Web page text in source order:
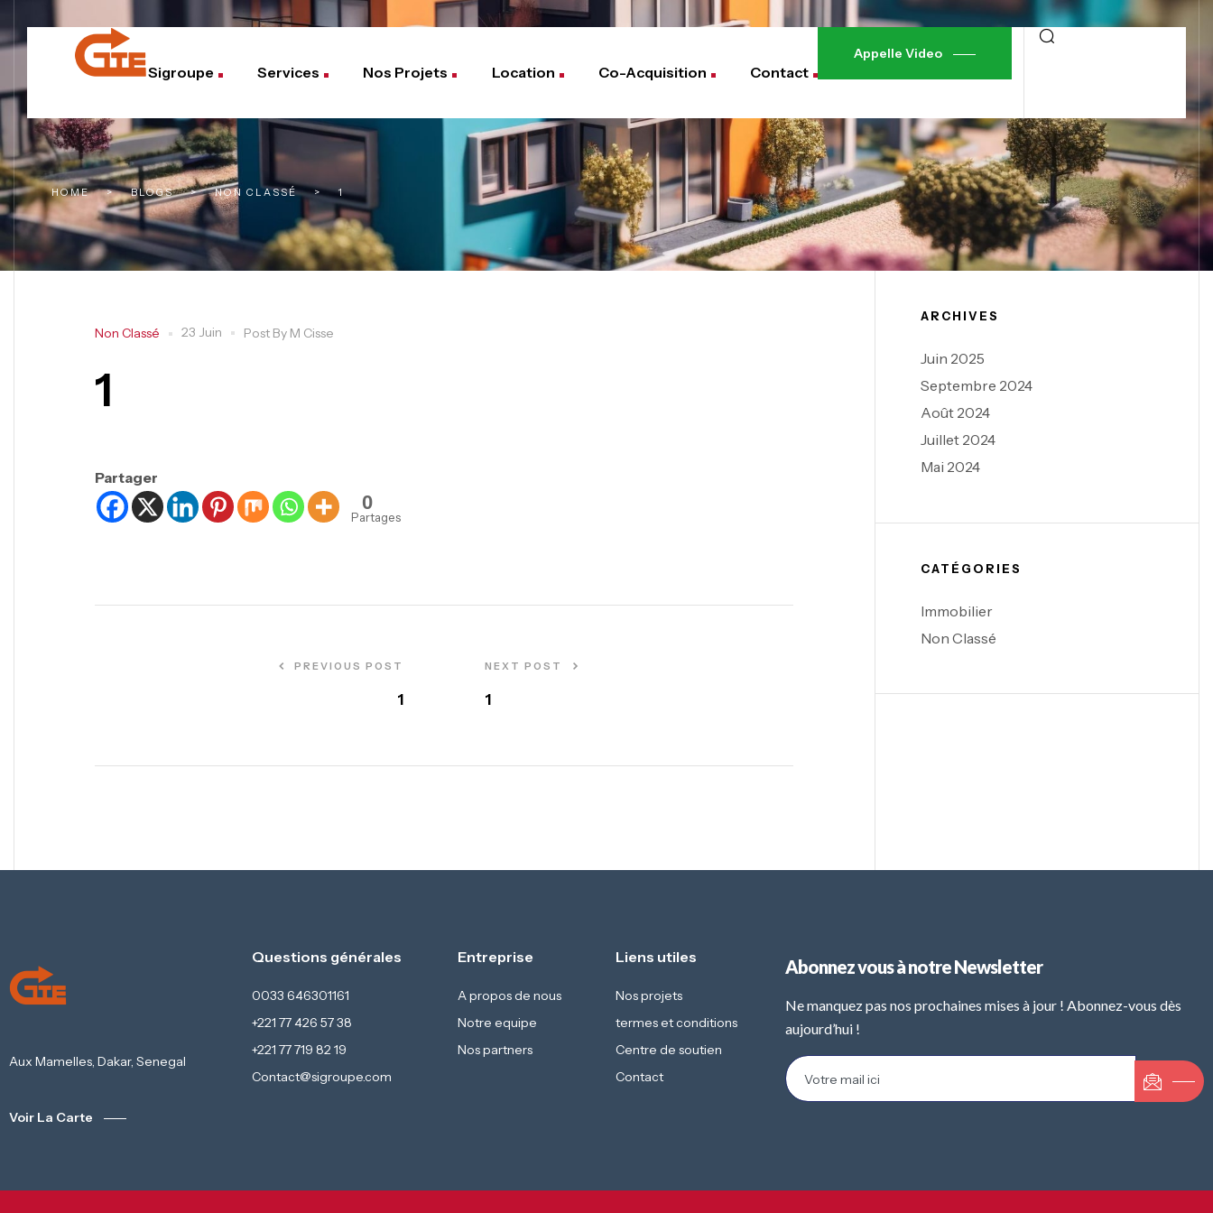
Sigroupe Services Nos Projets Location Co-Acquisition Contact
Appelle Video
HOME > BLOGS > NON CLASSÉ > 1
Non Classé 23 Juin Post By M Cisse
1
Partager
0
Partages
PREVIOUS POST
1
NEXT POST
1
ARCHIVES
Juin 2025
Septembre 2024
Août 2024
Juillet 2024
Mai 2024
CATÉGORIES
Immobilier
Non Classé
Aux Mamelles, Dakar, Senegal
Voir La Carte
Questions générales
0033 646301161
+221 77 426 57 38
+221 77 719 82 19
Contact@sigroupe.com
Entreprise
A propos de nous
Notre equipe
Nos partners
Liens utiles
Nos projets
termes et conditions
Centre de soutien
Contact
Abonnez vous à notre Newsletter
Ne manquez pas nos prochaines mises à jour ! Abonnez-vous dès
aujourd’hui !